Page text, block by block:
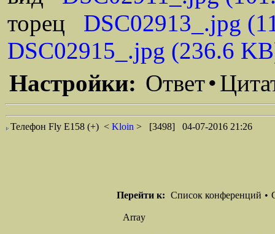
торец DSC02913_.jpg
DSC02915_.jpg (236.6
Настройки: Ответ•
Телефон Fly E158 (+) < Kloin > [3498] 04-07-2016 21:26
Перейти к: Список конференций •
Array